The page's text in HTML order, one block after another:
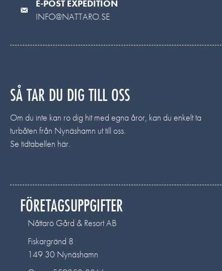
E-POST EXPEDITION
INFO@NATTARO.SE
SÅ TAR DU DIG TILL OSS
Om du inte kan ro dig hit med egna åror, kan du enkelt ta
turbåten från Nynäshamn ut till oss.
Se tidtabellen här.
FÖRETAGSUPPGIFTER
Nåttarö Gård & Resort AB
Fiskargränd 8
149 30 Nynäshamn